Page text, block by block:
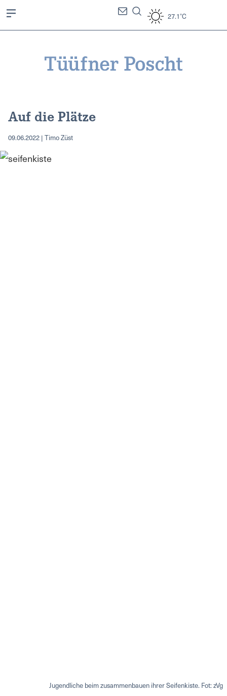
27.1°C
Auf die Plätze
09.06.2022 | Timo Züst
Jugendliche beim zusammenbauen ihrer Seifenkiste. Fot: zVg